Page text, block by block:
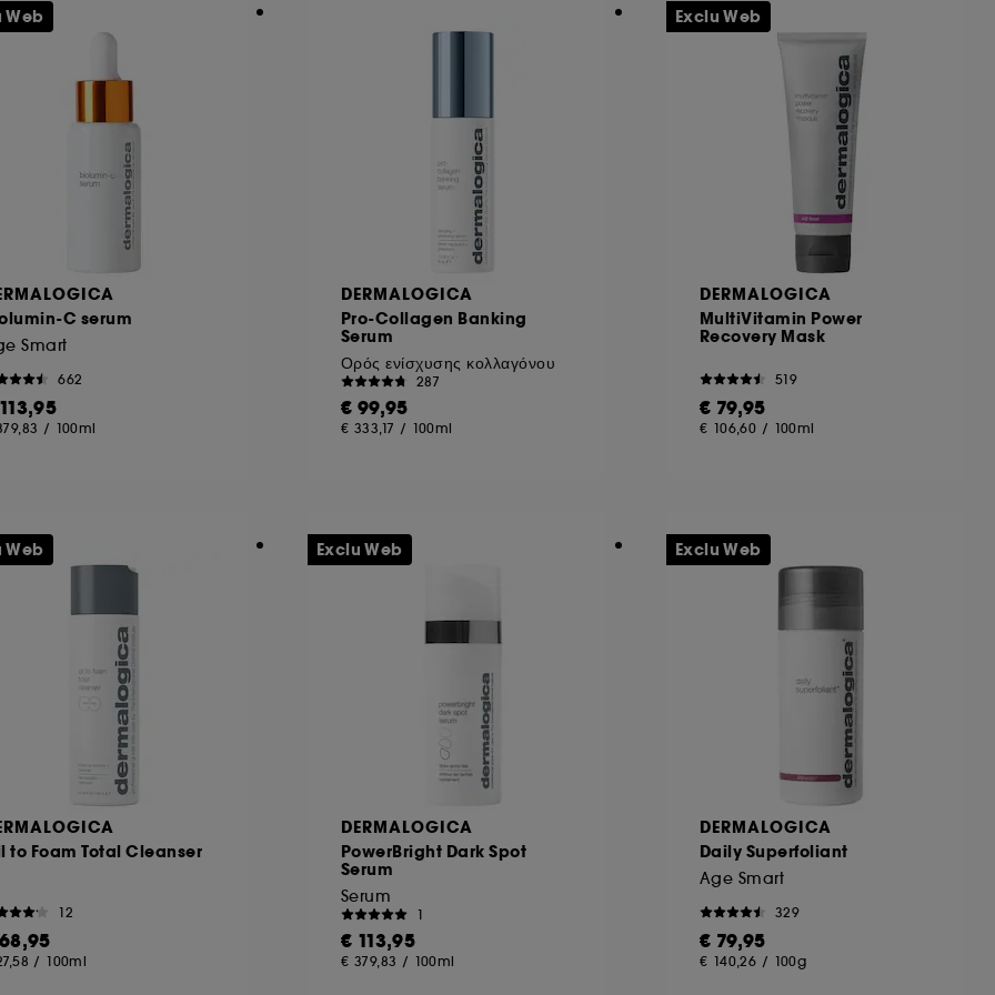
C serum
Smart
662
/ 100ml
Web
DERMALOGICA
Pro-Collagen Banking
Serum
Ορός ενίσχυσης κολλαγόνου
287
€ 99,95
€ 333,17 / 100ml
DERMALOGICA
MultiVitamin Power
Recovery Mask
519
€ 79,95
€ 106,60 / 100ml
Exclu Web
to Foam Total Cleanser
12
/ 100ml
Web
DERMALOGICA
PowerBright Dark Spot
Serum
Serum
1
€ 113,95
€ 379,83 / 100ml
Exclu Web
DERMALOGICA
Daily Superfoliant
Age Smart
329
€ 79,95
€ 140,26 / 100g
Exclu Web
σας ανά πάσα στιγμή. Αν θέλετε περισσότερες πληροφορίες σχετικά με τα cookies που